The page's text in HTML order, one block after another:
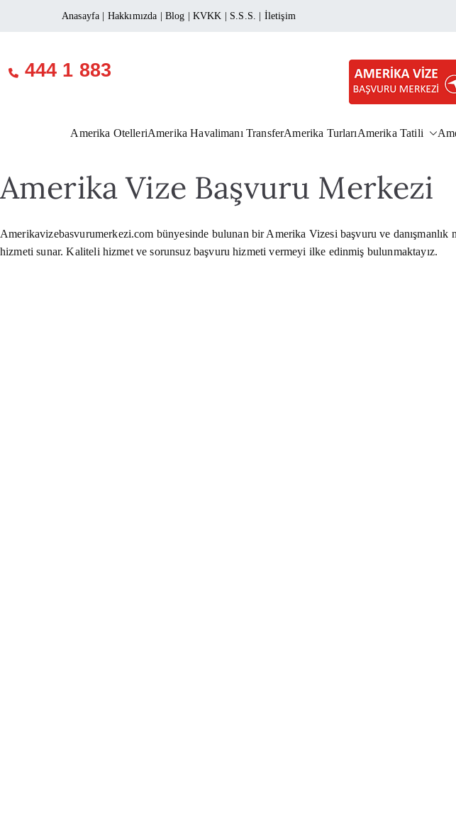
Anasayfa | Hakkımızda | Blog | KVKK | S.S.S. | İletişim
444 1 883
Amerika OtelleriAmerika Havalimanı TransferAmerika TurlarıAmerika Tatili
Amerika Vize Başvuru Merkezi
Amerikavizebasvurumerkezi.com bünyesinde bulunan bir Amerika Vizesi başvuru ve danışmanlık
hizmeti sunar. Kaliteli hizmet ve sorunsuz başvuru hizmeti vermeyi ilke edinmiş bulunmaktayız.